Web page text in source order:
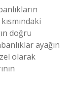
doğru
ayağın
olarak